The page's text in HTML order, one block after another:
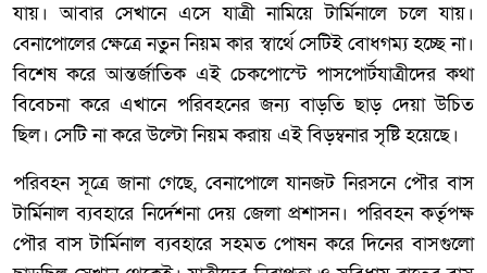
যায়। আবার সেখানে এসে যাত্রী নামিয়ে টার্মিনালে চলে যায়।
বেনাপোলের ক্ষেত্রে নতুন নিয়ম কার স্বার্থে সেটিই বোধগম্য হচ্ছে না।
বিশেষ করে আন্তর্জাতিক এই চেকপোস্টে পাসপোর্টযাত্রীদের কথা
বিবেচনা করে এখানে পরিবহনের জন্য বাড়তি ছাড় দেয়া উচিত
ছিল। সেটি না করে উল্টো নিয়ম করায় এই বিড়ম্বনার সৃষ্টি হয়েছে।
পরিবহন সূত্রে জানা গেছে, বেনাপোলে যানজট নিরসনে পৌর বাস
টার্মিনাল ব্যবহারে নির্দেশনা দেয় জেলা প্রশাসন। পরিবহন কর্তৃপক্ষ
পৌর বাস টার্মিনাল ব্যবহারে সহমত পোষন করে দিনের বাসগুলো